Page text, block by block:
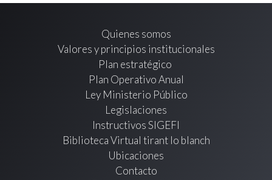
Quienes somos
Valores y principios institucionales
Plan estratégico
Plan Operativo Anual
Ley Ministerio Público
Legislaciones
Instructivos SIGEFI
Biblioteca Virtual tirant lo blanch
Ubicaciones
Contacto